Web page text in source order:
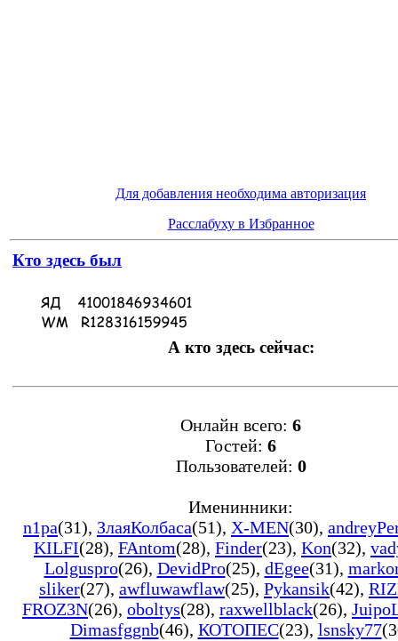
Для добавления необходима авторизация
Расслабуху в Избранное
Кто здесь был
А кто здесь сейчас:
Онлайн всего: 6
Гостей: 6
Пользователей: 0
Именинники:
n1pa(31), ЗлаяКолбаса(51), X-MEN(30),
KILFI(28), FAntom(28), Finder(23), Kon(32),
Lolguspro(26), DevidPro(25), dEgee(31),
sliker(27), awfluwawflaw(25), Pykansik(42),
FROZ3N(26), oboltys(28), raxwellblack(26),
Dimasfggnb(46), КОТОПЕС(23), lsnsky77